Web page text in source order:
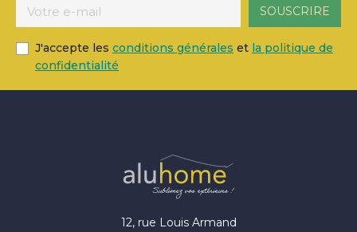
J'accepte les conditions générales et la politique de
confidentialité
12, rue Louis Armand